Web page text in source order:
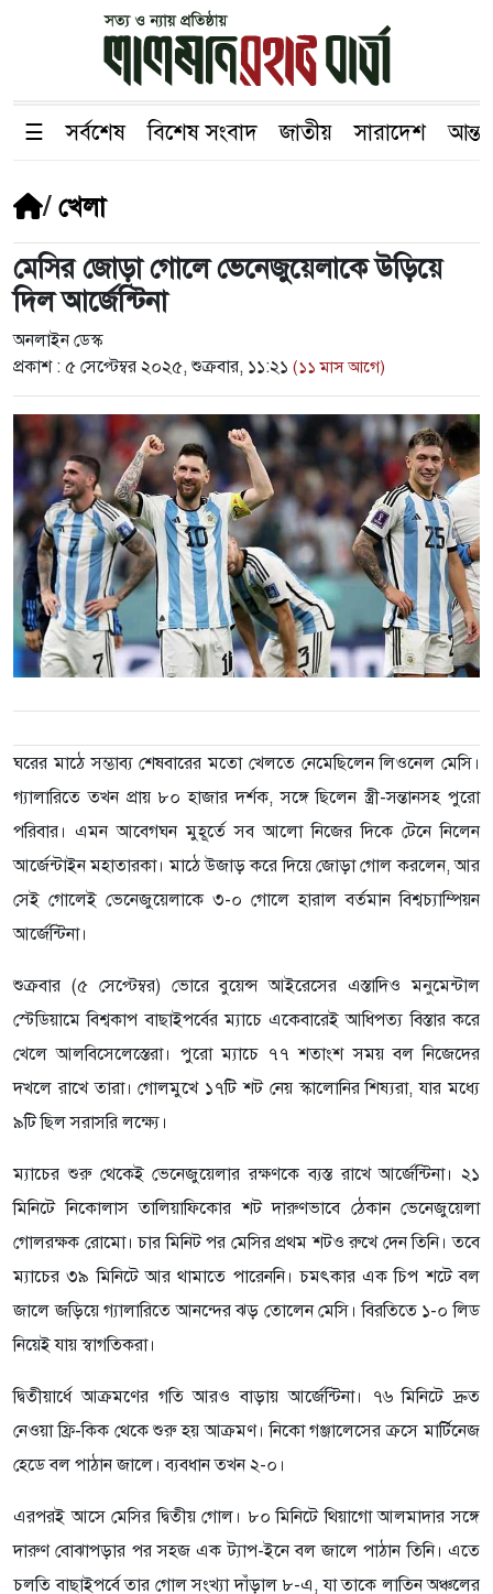
☰ সর্বশেষ বিশেষ সংবাদ জাতীয় সারাদেশ
/ খেলা
মেসির জোড়া গোলে ভেনেজুয়েলাকে উড়িয়ে
দিল আর্জেন্টিনা
অনলাইন ডেস্ক
প্রকাশ : ৫ সেপ্টেম্বর ২০২৫, শুক্রবার, ১১:২১ (১১ মাস আগে)
ঘরের মাঠে সম্ভাব্য শেষবারের মতো খেলতে নেমেছিলেন লিওনেল মেসি।
গ্যালারিতে তখন প্রায় ৮০ হাজার দর্শক, সঙ্গে ছিলেন স্ত্রী-সন্তানসহ পুরো
পরিবার। এমন আবেগঘন মুহূর্তে সব আলো নিজের দিকে টেনে নিলেন
আর্জেন্টাইন মহাতারকা। মাঠে উজাড় করে দিয়ে জোড়া গোল করলেন, আর
সেই গোলেই ভেনেজুয়েলাকে ৩-০ গোলে হারাল বর্তমান বিশ্বচ্যাম্পিয়ন
আর্জেন্টিনা।
শুক্রবার (৫ সেপ্টেম্বর) ভোরে বুয়েন্স আইরেসের এস্তাদিও মনুমেন্টাল
স্টেডিয়ামে বিশ্বকাপ বাছাইপর্বের ম্যাচে একেবারেই আধিপত্য বিস্তার করে
খেলে আলবিসেলেস্তেরা। পুরো ম্যাচে ৭৭ শতাংশ সময় বল নিজেদের
দখলে রাখে তারা। গোলমুখে ১৭টি শট নেয় স্কালোনির শিষ্যরা, যার মধ্যে
৯টি ছিল সরাসরি লক্ষ্যে।
ম্যাচের শুরু থেকেই ভেনেজুয়েলার রক্ষণকে ব্যস্ত রাখে আর্জেন্টিনা। ২১
মিনিটে নিকোলাস তালিয়াফিকোর শট দারুণভাবে ঠেকান ভেনেজুয়েলা
গোলরক্ষক রোমো। চার মিনিট পর মেসির প্রথম শটও রুখে দেন তিনি। তবে
ম্যাচের ৩৯ মিনিটে আর থামাতে পারেননি। চমৎকার এক চিপ শটে বল
জালে জড়িয়ে গ্যালারিতে আনন্দের ঝড় তোলেন মেসি। বিরতিতে ১-০ লিড
নিয়েই যায় স্বাগতিকরা।
দ্বিতীয়ার্ধে আক্রমণের গতি আরও বাড়ায় আর্জেন্টিনা। ৭৬ মিনিটে দ্রুত
নেওয়া ফ্রি-কিক থেকে শুরু হয় আক্রমণ। নিকো গঞ্জালেসের ক্রসে মার্টিনেজ
হেডে বল পাঠান জালে। ব্যবধান তখন ২-০।
এরপরই আসে মেসির দ্বিতীয় গোল। ৮০ মিনিটে থিয়াগো আলমাদার সঙ্গে
দারুণ বোঝাপড়ার পর সহজ এক ট্যাপ-ইনে বল জালে পাঠান তিনি। এতে
চলতি বাছাইপর্বে তার গোল সংখ্যা দাঁড়াল ৮-এ, যা তাকে লাতিন অঞ্চলের